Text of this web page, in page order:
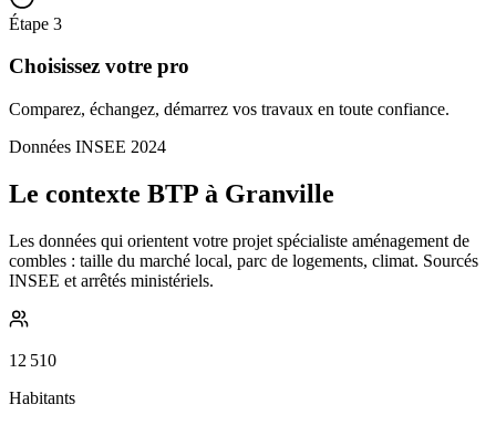
Étape 3
Choisissez votre pro
Comparez, échangez, démarrez vos travaux en toute confiance.
Données INSEE 2024
Le contexte BTP à Granville
Les données qui orientent votre projet spécialiste aménagement de
combles : taille du marché local, parc de logements, climat. Sourcés
INSEE et arrêtés ministériels.
12 510
Habitants